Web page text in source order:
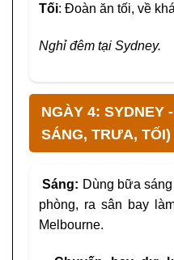
Tối: Đoàn ăn tối, về
Nghỉ đêm tại Sydney.
NGÀY 4: SYDNEY
SÁNG, TRƯA, TỐI)
Sáng: Dùng bữa
phòng, ra sân bay
Melbourne.